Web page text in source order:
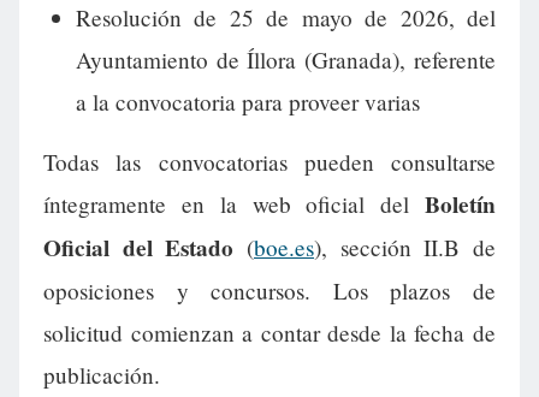
Resolución de 25 de mayo de 2026, del
Ayuntamiento de Íllora (Granada), referente
a la convocatoria para proveer varias
Todas las convocatorias pueden consultarse
íntegramente en la web oficial del Boletín
Oficial del Estado (boe.es), sección II.B de
oposiciones y concursos. Los plazos de
solicitud comienzan a contar desde la fecha de
publicación.